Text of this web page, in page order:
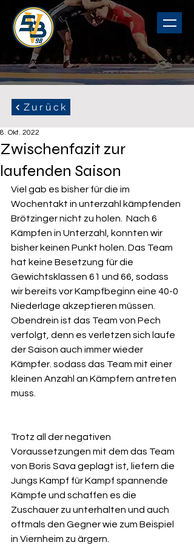
Zurück
Zwischenfazit zur
laufenden Saison
8. Okt. 2022
Viel gab es bisher für die im
Wochentakt in unterzahl kämpfenden
Brötzinger nicht zu holen.  Nach 6
Kämpfen in Unterzahl, konnten wir
bisher keinen Punkt holen. Das Team
hat keine Besetzung für die
Gewichtsklassen 61 und 66, sodass
wir bereits vor Kampfbeginn eine 40-0
Niederlage akzeptieren müssen.
Obendrein ist das Team von Pech
verfolgt, denn es verletzen sich laufe
der Saison auch immer wieder
Kämpfer. sodass das Team mit einer
kleinen Anzahl an Kämpfern antreten
muss.
Trotz all der negativen
Voraussetzungen mit dem das Team
von Boris Sava geplagt ist, liefern die
Jungs Kampf für Kampf spannende
Kämpfe und schaffen es die
Zuschauer zu unterhalten und auch
oftmals den Gegner wie zum Beispiel
in Viernheim zu ärgern.